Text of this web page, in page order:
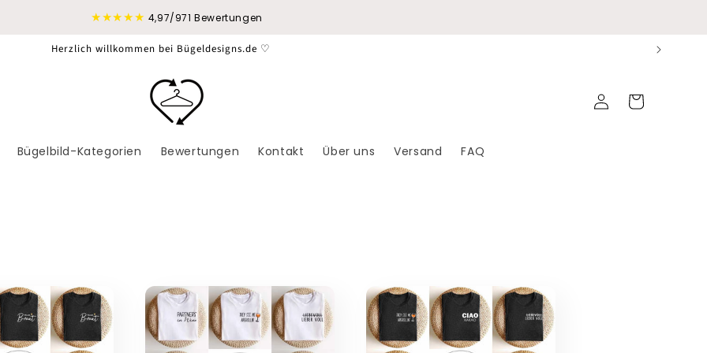
★★★★★ 4,97/971 Bewertungen
Versandkostenfrei ab 19 €
Bügelbild-Kategorien Bewertungen Kontakt Über uns Versand FAQ
EinloggenWarenkorb